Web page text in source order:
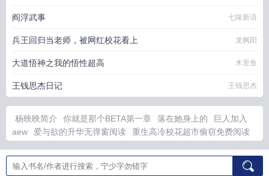
阎浮武事 七味新语
兵王回归当老师，被网红校花看上 龙枫阳
大道悟神之我的悟性超高 木里鱼
王钱思杰日记 王钱思杰
杨映映简介 你就是那个BETA第一章 落在她身上的
巨人加入
aew
爱与欲的升华无弹窗阅读
重生高冷校花超市偷窃免费阅读
情免费阅读完整版
重生高冷校花偷窃
高冷校花重生后疯狂倒追
我沙雕动画一口气看完
巨人乙女文 不是你不怕我欺负